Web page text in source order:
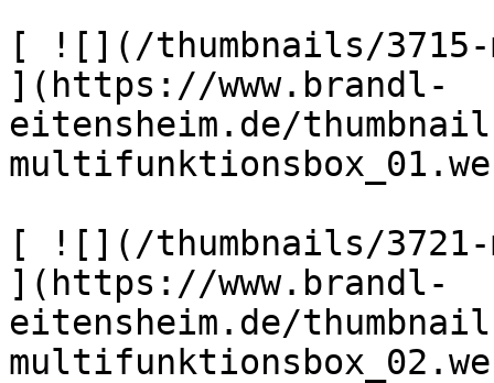
[ ![](/thumbnails/3715-
](https://www.brandl-
eitensheim.de/
[ ![](/thumbnails/3721-
](https://www.brandl-
eitensheim.de/